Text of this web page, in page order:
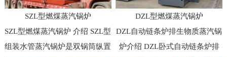
SZL型燃煤蒸汽锅炉
SZL型燃煤蒸汽锅炉 介绍 SZL型
组装水管蒸汽锅炉是双锅筒纵置
DZL型燃煤蒸汽锅炉
DZL自动链条炉排生物质蒸汽锅
炉介绍 DZL卧式自动链条炉排